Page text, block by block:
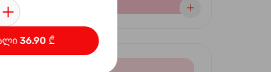
36.90 ₾